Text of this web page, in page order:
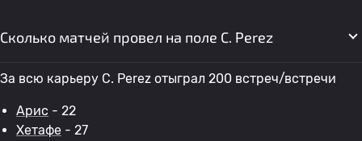
Сколько матчей провел на поле C. Perez
За всю карьеру C. Perez отыграл 200 встреч/встречи
Арис - 22
Хетафе - 27